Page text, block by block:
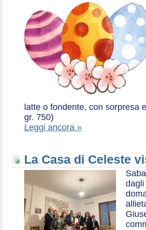
latte o fondente, con sorpresa
gr. 750)
Leggi ancora »
La Casa di Celeste
dagli